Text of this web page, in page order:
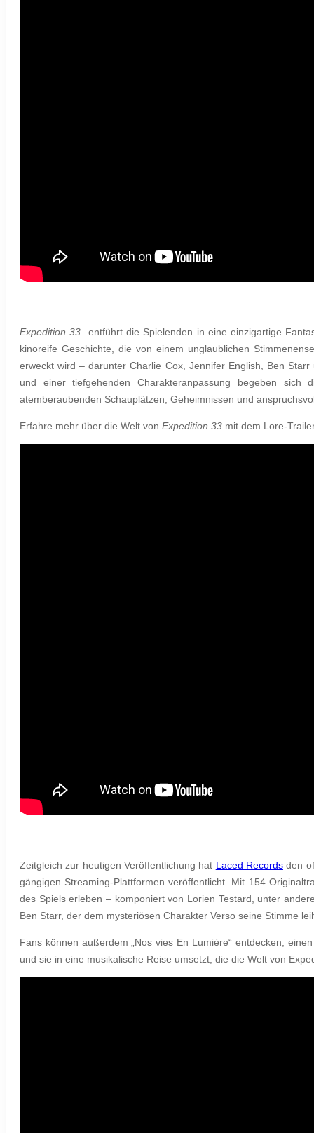
Expedition 33 entführt die Spielenden in eine einzigartige
kinoreife Geschichte, die von einem unglaublichen
erweckt wird – darunter Charlie Cox, Jennifer English, Ben
und einer tiefgehenden Charakteranpassung begeben
atemberaubenden Schauplätzen, Geheimnissen und
Erfahre mehr über die Welt von Expedition 33 mit dem Lore-
Zeitgleich zur heutigen Veröffentlichung hat Laced Records den
gängigen Streaming-Plattformen veröffentlicht. Mit 154
des Spiels erleben – komponiert von Lorien Testard, unter
Ben Starr, der dem mysteriösen Charakter Verso seine Stimme
Fans können außerdem „Nos vies En Lumière“ entdecken,
und sie in eine musikalische Reise umsetzt, die die Welt von